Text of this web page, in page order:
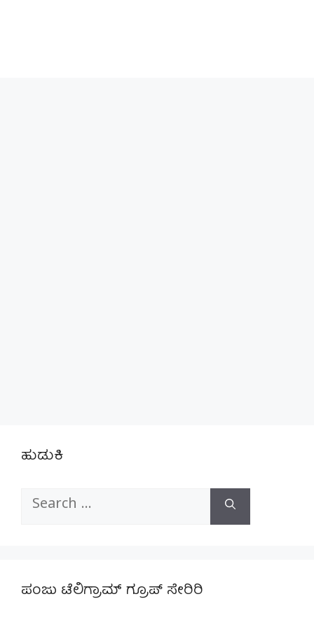
ಹುಡುಕಿ
Search
ಪಂಜು ಟೆಲಿಗ್ರಾಮ್ ಗ್ರೂಪ್ ಸೇರಿರಿ